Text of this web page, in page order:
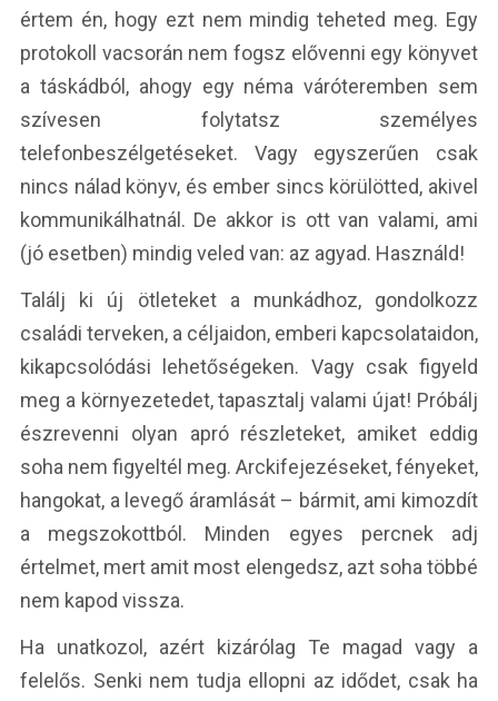
értem én, hogy ezt nem mindig teheted meg. Egy
protokoll vacsorán nem fogsz elővenni egy könyvet
a táskádból, ahogy egy néma váróteremben sem
szívesen folytatsz személyes
telefonbeszélgetéseket. Vagy egyszerűen csak
nincs nálad könyv, és ember sincs körülötted, akivel
kommunikálhatnál. De akkor is ott van valami, ami
(jó esetben) mindig veled van: az agyad. Használd!
Találj ki új ötleteket a munkádhoz, gondolkozz
családi terveken, a céljaidon, emberi kapcsolataidon,
kikapcsolódási lehetőségeken. Vagy csak figyeld
meg a környezetedet, tapasztalj valami újat! Próbálj
észrevenni olyan apró részleteket, amiket eddig
soha nem figyeltél meg. Arckifejezéseket, fényeket,
hangokat, a levegő áramlását – bármit, ami kimozdít
a megszokottból. Minden egyes percnek adj
értelmet, mert amit most elengedsz, azt soha többé
nem kapod vissza.
Ha unatkozol, azért kizárólag Te magad vagy a
felelős. Senki nem tudja ellopni az idődet, csak ha